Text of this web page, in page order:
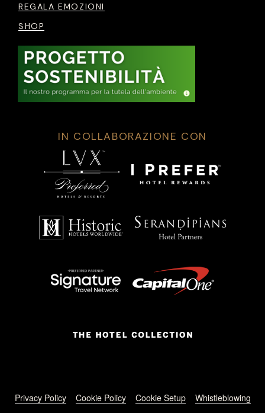
REGALA EMOZIONI
SHOP
IN COLLABORAZIONE CON
Footer menu
Privacy Policy Cookie Policy Cookie Setup Whistleblowing